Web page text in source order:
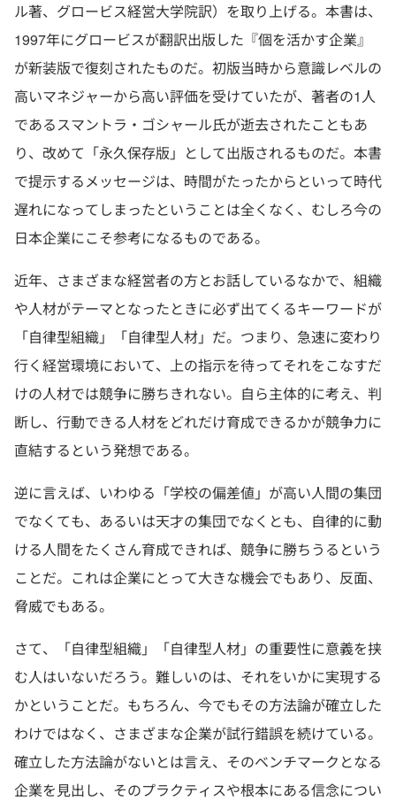
ル著、グロービス経営大学院訳）を取り上げる。本書は、
1997年にグロービスが翻訳出版した『個を活かす企業』
が新装版で復刻されたものだ。初版当時から意識レベルの
高いマネジャーから高い評価を受けていたが、著者の1人
であるスマントラ・ゴシャール氏が逝去されたこともあ
り、改めて「永久保存版」として出版されるものだ。本書
で提示するメッセージは、時間がたったからといって時代
遅れになってしまったということは全くなく、むしろ今の
日本企業にこそ参考になるものである。
近年、さまざまな経営者の方とお話しているなかで、組織
や人材がテーマとなったときに必ず出てくるキーワードが
「自律型組織」「自律型人材」だ。つまり、急速に変わり
行く経営環境において、上の指示を待ってそれをこなすだ
けの人材では競争に勝ちきれない。自ら主体的に考え、判
断し、行動できる人材をどれだけ育成できるかが競争力に
直結するという発想である。
逆に言えば、いわゆる「学校の偏差値」が高い人間の集団
でなくても、あるいは天才の集団でなくとも、自律的に動
ける人間をたくさん育成できれば、競争に勝ちうるという
ことだ。これは企業にとって大きな機会でもあり、反面、
脅威でもある。
さて、「自律型組織」「自律型人材」の重要性に意義を挟
む人はいないだろう。難しいのは、それをいかに実現する
かということだ。もちろん、今でもその方法論が確立した
わけではなく、さまざまな企業が試行錯誤を続けている。
確立した方法論がないとは言え、そのベンチマークとなる
企業を見出し、そのプラクティスや根本にある信念につい